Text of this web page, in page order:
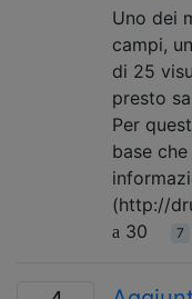
Uno dei
campi,
di 25
presto
Per
base
(http://
30
7